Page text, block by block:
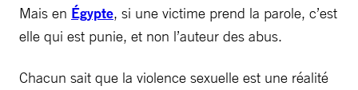
Mais en Égypte, si une victime prend la parole, c’est
elle qui est punie, et non l’auteur des abus.
Chacun sait que la violence sexuelle est une réalité